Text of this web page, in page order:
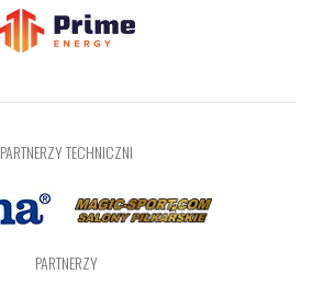
PARTNERZY TECHNICZNI
PARTNERZY